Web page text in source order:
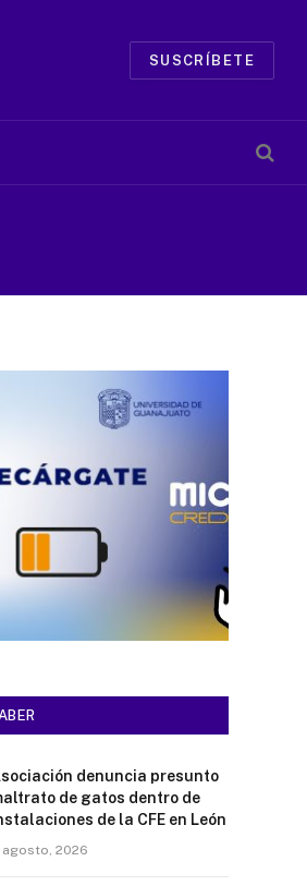
SUSCRÍBETE
denuncia presunto
de gatos dentro de
de la CFE en León
agosto, 2026